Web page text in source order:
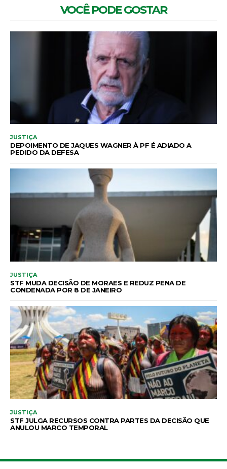
VOCÊ PODE GOSTAR
JUSTIÇA
DEPOIMENTO DE JAQUES WAGNER À PF É ADIADO A
PEDIDO DA DEFESA
JUSTIÇA
STF MUDA DECISÃO DE MORAES E REDUZ PENA DE
CONDENADA POR 8 DE JANEIRO
JUSTIÇA
STF JULGA RECURSOS CONTRA PARTES DA DECISÃO QUE
ANULOU MARCO TEMPORAL